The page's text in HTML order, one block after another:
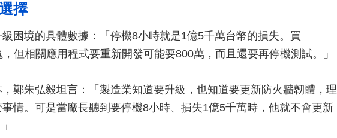
擇
困境的具體數據：「停機8小時就是1億5千萬台幣的損失。買
但相關應用程式要重新開發可能要800萬，而且還要再停機測試。」
鄭朱弘毅坦言：「製造業知道要升級，也知道要更新防火牆韌體，理
情。可是當廠長聽到要停機8小時、損失1億5千萬時，他就不會更新